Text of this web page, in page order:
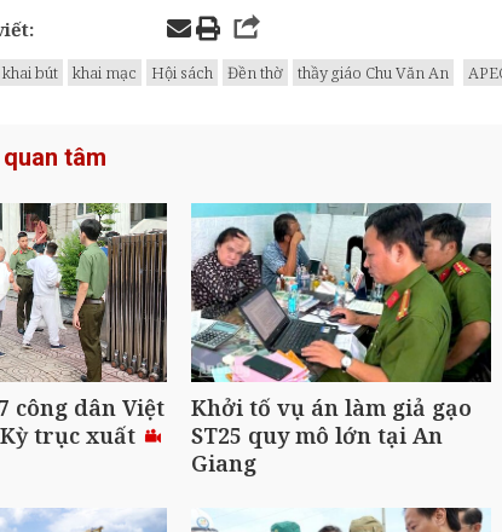
bút khai mạc Hội sách Đền thờ thầy giáo Chu Văn An
tâm
công dân Việt
trục xuất
Khởi tố vụ án làm giả gạo
ST25 quy mô lớn tại An
Giang